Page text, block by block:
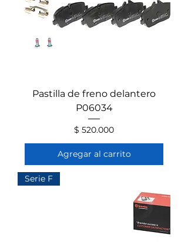
Pastilla de freno delantero
P06034
Precio
$ 520.000
Agregar al carrito
Serie F